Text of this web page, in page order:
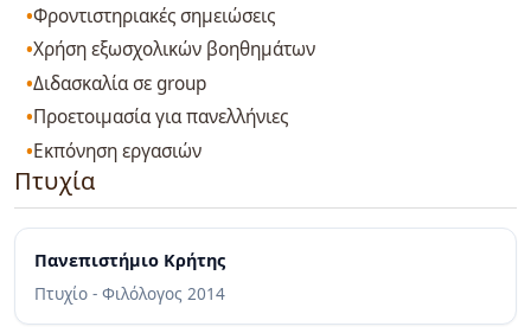
Φροντιστηριακές σημειώσεις
Χρήση εξωσχολικών βοηθημάτων
Διδασκαλία σε group
Προετοιμασία για πανελλήνιες
Εκπόνηση εργασιών
Πτυχία
Πανεπιστήμιο Κρήτης
Πτυχίο - Φιλόλογος 2014